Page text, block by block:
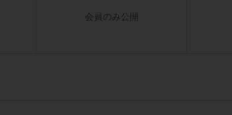
会員のみ公開